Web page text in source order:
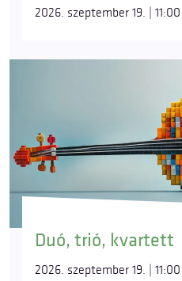
2026. szeptember 19. | 11:00
Duó, trió, kvartett
2026. szeptember 19. | 11:00